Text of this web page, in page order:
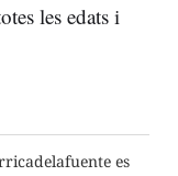
les edats i
es